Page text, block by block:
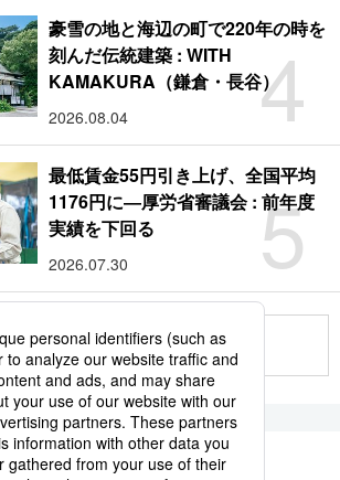
4
豪雪の地と海辺の町で220年の時を
刻んだ伝統建築 : WITH
KAMAKURA（鎌倉・長谷）
2026.08.04
5
最低賃金55円引き上げ、全国平均
1176円に―厚労省審議会 : 前年度
実績を下回る
2026.07.30
もっと見る
ード